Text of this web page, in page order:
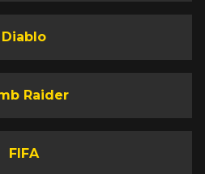
Diablo
Raider
FIFA